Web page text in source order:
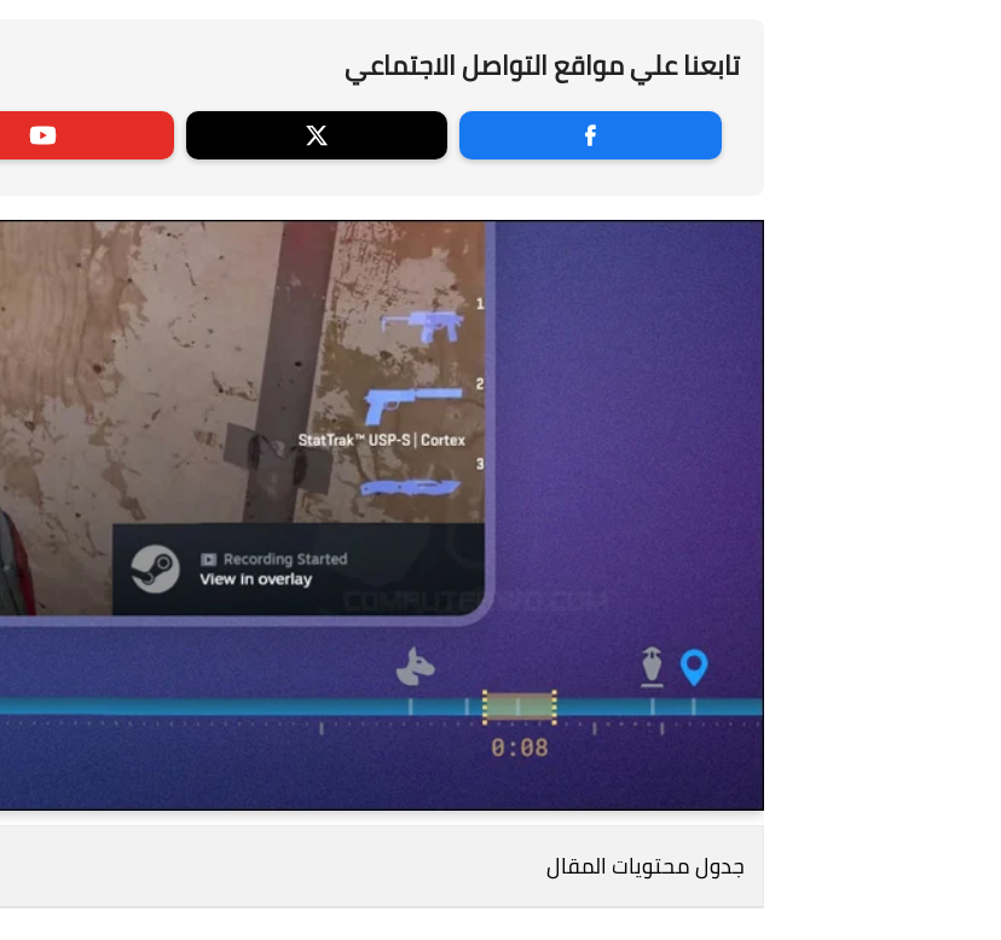
تابعنا علي مواقع التواصل الاجتماعي
جدول محتويات المقال